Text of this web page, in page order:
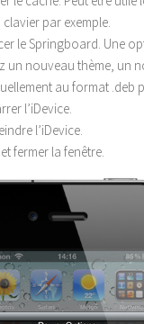
par exemple.
le Springboard. Une
un nouveau thème, un
au format .deb
l’iDevice.
l’iDevice.
fermer la fenêtre.